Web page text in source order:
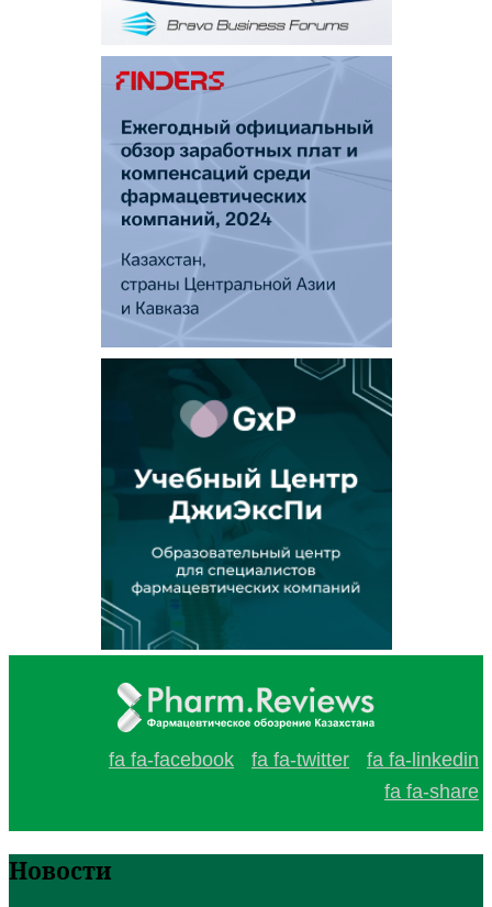
fa fa-facebook fa fa-twitter
fa fa-linkedin
fa fa-share
Новости